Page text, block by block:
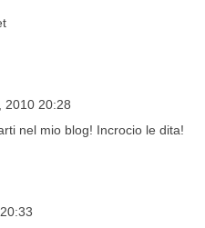
2010 20:28
nel mio blog! Incrocio le dita!